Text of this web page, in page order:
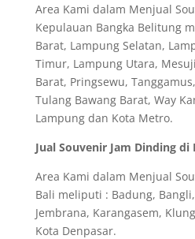
Area Kami dalam Menjual
Kepulauan Bangka Belitung
Barat, Lampung Selatan,
Timur, Lampung Utara,
Barat, Pringsewu,
Tulang Bawang Barat, Way
Lampung dan Kota Metro.
Jual Souvenir Jam Dinding di
Area Kami dalam Menjual
Bali meliputi : Badung,
Jembrana, Karangasem,
Kota Denpasar.